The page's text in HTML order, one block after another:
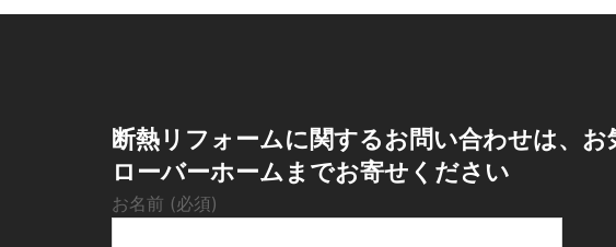
ペ
ジ
送
断熱リフォームに関するお問い合わせは、お
ローバーホームまでお寄せください
お名前 (必須)